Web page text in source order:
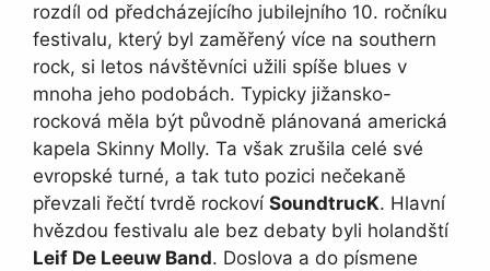
rozdíl od předcházejícího jubilejního 10. ročníku
festivalu, který byl zaměřený více na southern
rock, si letos návštěvníci užili spíše blues v
mnoha jeho podobách. Typicky jižansko-
rocková měla být původně plánovaná americká
kapela Skinny Molly. Ta však zrušila celé své
evropské turné, a tak tuto pozici nečekaně
převzali řečtí tvrdě rockoví SoundtrucK. Hlavní
hvězdou festivalu ale bez debaty byli holandští
Leif De Leeuw Band. Doslova a do písmene